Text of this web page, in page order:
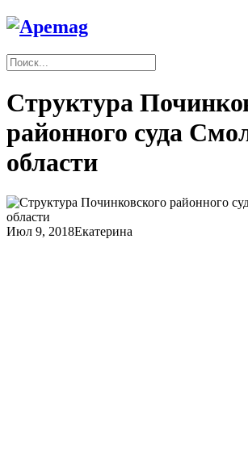
Структура
районного суда
области
Июл 9, 2018Екатерина